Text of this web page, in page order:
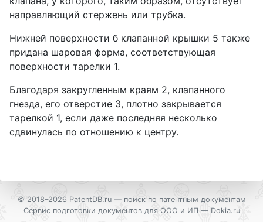
направляющий стержень или трубка.
Нижней поверхности б клапанной крышки 5 также
придана шаровая форма, соответствующая
поверхности тарелки 1.
Благодаря закругленным краям 2, клапанного
гнезда, его отверстие 3, плотно закрывается
тарелкой 1, если даже последняя несколько
сдвинулась по отношению к центру.
© 2018–2026 PatentDB.ru — поиск по патентным документам
Сервис подготовки документов для ООО и ИП — Dokia.ru